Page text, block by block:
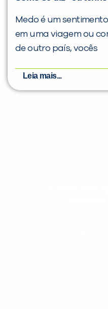
Medo é um
em uma viagem ou
de outro país, vocês
Leia mais...